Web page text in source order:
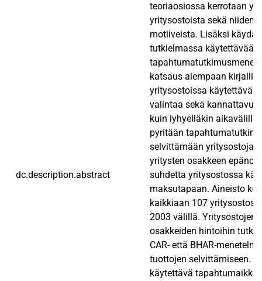
dc.description.abstract
teoriaosiossa kerrotaan
yritysostoista sekä niiden
motiiveista. Lisäksi
tutkielmassa käytettävää
katsaus aiempaan
yritysostoissa käytettävän
valintaa sekä
kuin lyhyelläkin
pyritään
selvittämään yritysostoja
yritysten osakkeen
suhdetta yritysostossa
maksutapaan. Aineisto
kaikkiaan 107
2003 välillä. Yritysostojen
osakkeiden hintoihin
CAR- että BHAR-
tuottojen selvittämiseen.
käytettävä